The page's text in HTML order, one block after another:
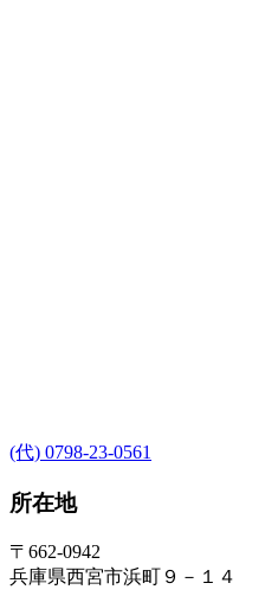
(代) 0798-23-0561
所在地
〒662-0942
兵庫県西宮市浜町９－１４